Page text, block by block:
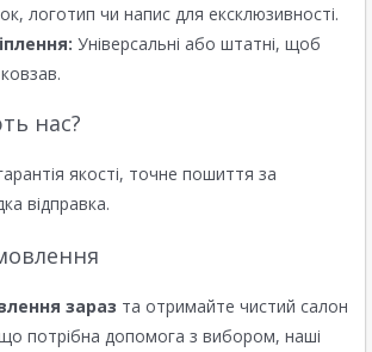
логотип чи напис для ексклюзивності.
Універсальні або штатні, щоб
нас?
якості, точне пошиття за
відправка.
зараз та отримайте чистий салон
потрібна допомога з вибором, наші